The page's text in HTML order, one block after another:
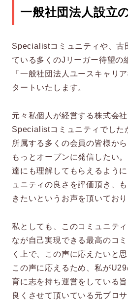
一般社団法人設立
Specialistコミュニティや、古
ている多くのJリーガー待望の
「一般社団法人ユースキャリ
タートいたします。
元々私個人が経営する株式会
Specialistコミュニティでした
所属する多くの会員の皆様か
もっとオープンに発信したい
達にも理解してもらえるよう
ュニティの良さを評価頂き、
きたいというお声を頂いており
私としても、このコミュニテ
なが自己実現できる最高のコ
く上で、この声に応えたいと思
この声に応えるため、私が
育に志を持ち運営をしている
良くさせて頂いている元プロ